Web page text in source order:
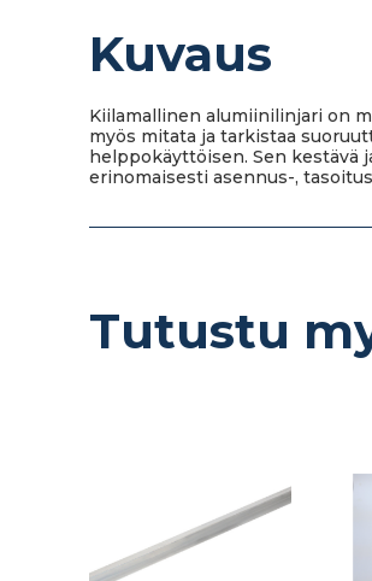
Kuvaus
Kiilamallinen alumiinilinjari on
myös mitata ja tarkistaa
helppokäyttöisen. Sen kestävä
erinomaisesti asennus-,
Tutustu